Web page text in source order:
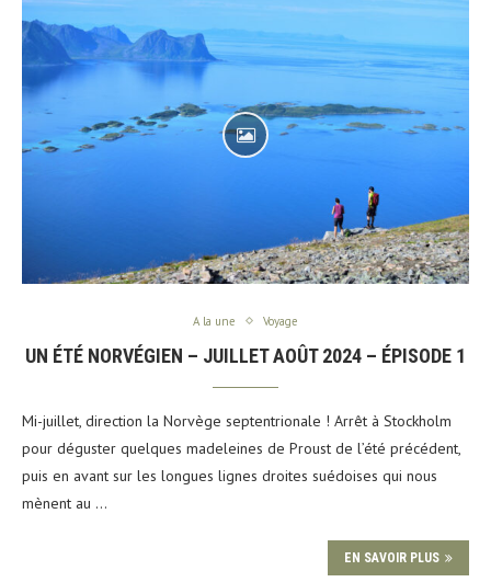
A la une Voyage
UN ÉTÉ NORVÉGIEN – JUILLET AOÛT 2024 – ÉPISODE 1
Mi-juillet, direction la Norvège septentrionale ! Arrêt à Stockholm
pour déguster quelques madeleines de Proust de l’été précédent,
puis en avant sur les longues lignes droites suédoises qui nous
mènent au …
EN SAVOIR PLUS